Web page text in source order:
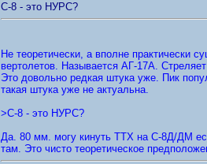
С-8 - это НУРС?
Не теоретически, а вполне практически
вертолетов. Называется АГ-17А.
Это довольно редкая штука уже. Пик
такая штука уже не актуальна.
>С-8 - это НУРС?
Да. 80 мм. могу кинуть ТТХ на С-8Д/ДМ
там. Это чисто теоретическое